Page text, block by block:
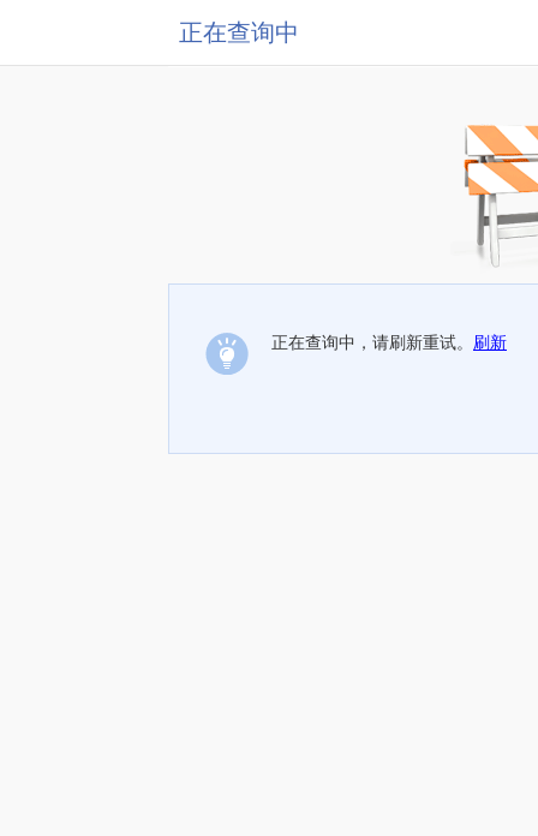
正在查询中
正在查询中，请刷新重试。 刷新